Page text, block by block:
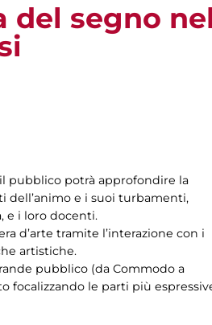
del segno
pubblico potrà approfondire la
dell’animo e i suoi turbamenti,
e i loro docenti.
d’arte tramite l’interazione con i
artistiche.
pubblico (da Commodo a
focalizzando le parti più